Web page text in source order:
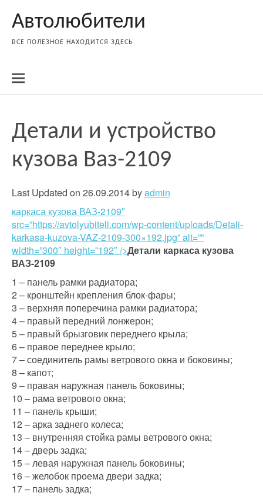
content
Автолюбители
ВСЕ ПОЛЕЗНОЕ НАХОДИТСЯ ЗДЕСЬ
Детали и устройство
кузова Ваз-2109
Last Updated on 26.09.2014 byadmin
каркаса кузова ВАЗ-2109″
src=”https://avtolyubiteli.com/wp-content/uploads/Detali-
karkasa-kuzova-VAZ-2109-300×192.jpg” alt=””
width=”300″ height=”192″ />Детали каркаса кузова
ВАЗ-2109
1 – панель рамки радиатора;
2 – кронштейн крепления блок-фары;
3 – верхняя поперечина рамки радиатора;
4 – правый передний лонжерон;
5 – правый брызговик переднего крыла;
6 – правое переднее крыло;
7 – соединитель рамы ветрового окна и боковины;
8 – капот;
9 – правая наружная панель боковины;
10 – рама ветрового окна;
11 – панель крыши;
12 – арка заднего колеса;
13 – внутренняя стойка рамы ветрового окна;
14 – дверь задка;
15 – левая наружная панель боковины;
16 – желобок проема двери задка;
17 – панель задка;